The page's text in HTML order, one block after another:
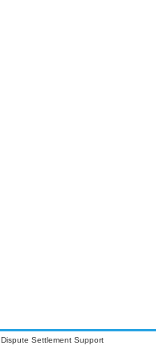
Settlement Support